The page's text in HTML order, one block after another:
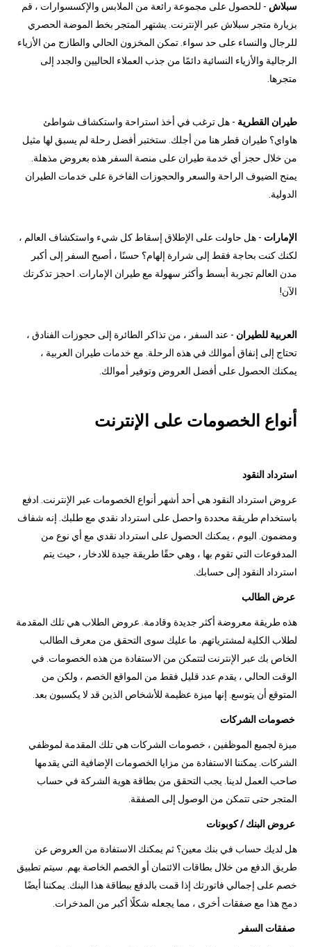
سبلاش - للحصول على مجموعة رائعة من الملابس والإكسسوارات ، قم
بزيارة متجر سبلاش عبر الإنترنت. يشتهر المتجر بخط الموضة الحصري
للرجال والنساء على حد سواء. تمكن المخزون الحالي والطازج من الأزياء
الرجالية والأزياء النسائية دائمًا من جذب العملاء الحاليين والجدد إلى
متجرها.
طيران القطرية - هل ترغب في أخذ استراحة واستكشاف شواطئ
هاواي؟ طيران قطر هنا من أجلك. ستختبر أفضل رحلة لم يسبق لها مثيل
من خلال حجز أي خدمة طيران على منصة السفر هذه بعروض مذهلة.
يمنح الضيوف الراحة والسعر والحجوزات الفاخرة على خدمات الطيران
الدولية.
الإمارات - هل حاولت على الإطلاق إسقاط كل شيء واستكشاف العالم ،
لكنك كنت بحاجة فقط إلى شرارة إلهام؟ حسنًا ، أصبح السفر إلى أكبر
مدن العالم تجربة أبسط وأكثر سهولة مع طيران الإمارات. احجز تذكرتك
الآن!
العربية للطيران - عند السفر ، من تذاكر الطائرة إلى حجوزات الفنادق ،
تحتاج إلى إنفاق أموالك في هذه الرحلة. مع خدمات طيران العربية ،
يمكنك الحصول على أفضل العروض وتوفير أموالك.
أنواع الخصومات على الإنترنت
استرداد النقود
عروض استرداد النقود هي أحد أشهر أنواع الخصومات عبر الإنترنت. ادفع
باستخدام طريقة محددة واحصل على استرداد نقدي مع طلبك. إنه شفاف
ومضمون. اليوم ، يمكنك الحصول على استرداد نقدي مع أي نوع من
المدفوعات التي تقوم بها ، وهي حقًا طريقة جيدة للادخار ، حيث يتم
استرداد النقود إلى حسابك.
عرض الطالب
هذه طريقة معروضة أكثر جديدة وقادمة. عروض الطلاب هي تلك المقدمة
لطلاب الكلية لمشترياتهم. ما عليك سوى التحقق من معرف الطالب
الخاص بك عبر الإنترنت لتتمكن من الاستفادة من هذه الخصومات. في
الوقت الحالي ، يقدم عدد قليل فقط من المواقع الخصم ، ولكن من
المتوقع أن يتوسع. إنها ميزة عظيمة للأشخاص الذين قد لا يكسبون بعد.
خصومات الشركات
ميزة لجميع الموظفين ، خصومات الشركات هي تلك المقدمة لموظفي
الشركات. يمكننا الاستفادة من مزايا الخصومات الإضافية التي يقدمها
صاحب العمل لدينا. يجب التحقق من بطاقة هوية الشركة في حساب
المتجر حتى تتمكن من الوصول إلى الصفقة.
عروض البنك / كوبونات
هل لديك حساب في بنك معين؟ ثم يمكنك الاستفادة من العروض عن
طريق الدفع من خلال بطاقات الائتمان أو الخصم الخاصة بهم. سيتم تطبيق
خصم على إجمالي فاتورتك إذا قمت بالدفع ببطاقة هذا البنك. يمكننا أيضًا
دمج هذا مع صفقات أخرى ، مما يجعله شكلًا أكبر من المدخرات.
صفقات السفر